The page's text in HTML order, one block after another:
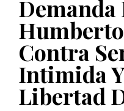
PUBLICADO EL 5 ENERO, 2023
Demanda
Contra
Intimida
Libertad